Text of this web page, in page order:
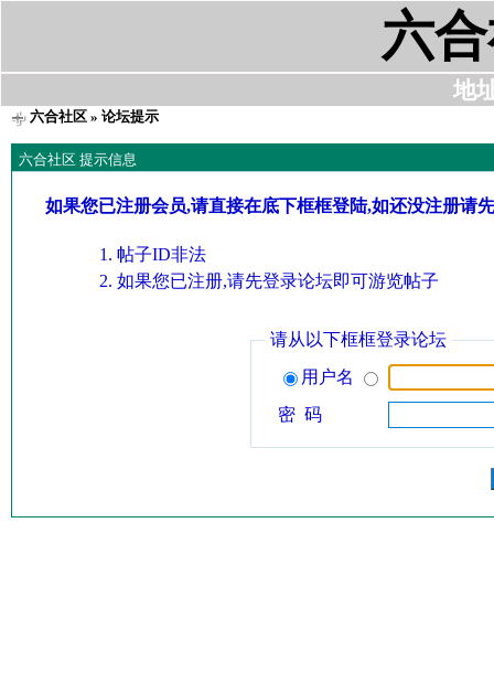
六
地
六合社区» 论坛提示
六合社区 提示信息
如果您已注册会员,请直接在底下框框登陆,如还没注册请
帖子ID非法
如果您已注册,请先登录论坛即可游览帖子
请从以下框框登录论坛
用户名
密 码